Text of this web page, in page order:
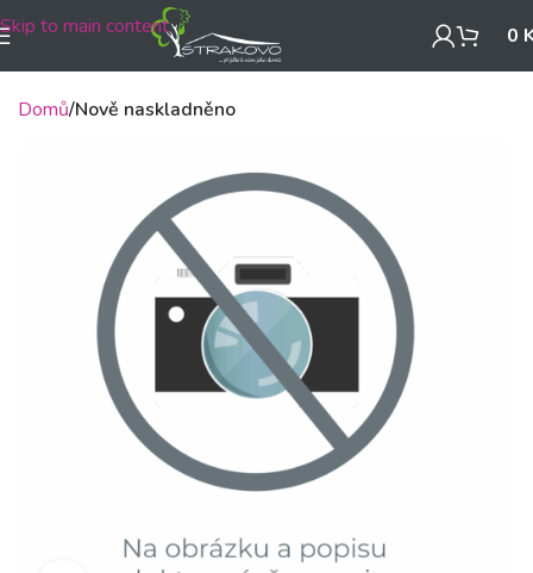
Skip to main content 0
Domů Nově naskladněno